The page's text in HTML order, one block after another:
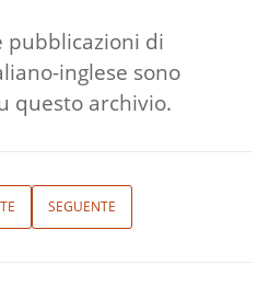
di
inglese sono
questo archivio.
SEGUENTE